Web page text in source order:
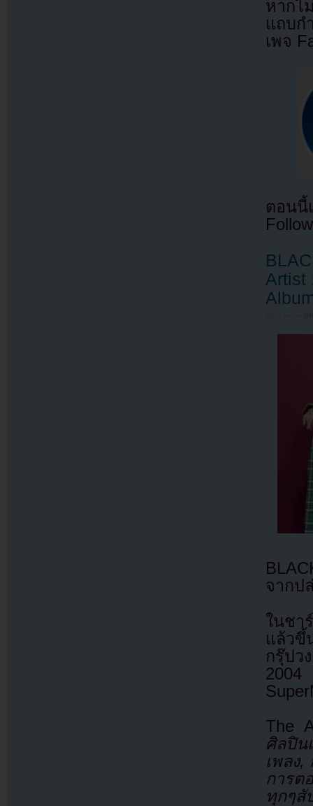
หากไ
แถบก
เพจ
ตอนนี้
Artist
จากป
ในชา
แล้วขึ้
กรุ๊ปว
2004
The
ศิลปิ
เพลง
การต
ทุกๆสั